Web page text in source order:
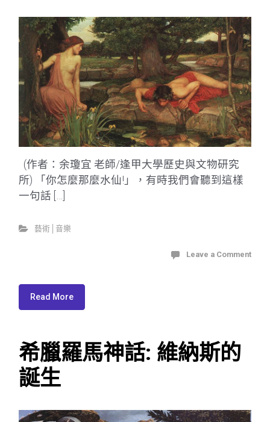
(作者：余瓊宜 老師/逢甲大學歷史與文物研究
所) 「你怎麼那麼水仙!」，有時我們會聽到這樣
一句話 […]
藝術│音樂
Leave a Comment
Read More
希臘羅馬神話: 維納斯的
誕生